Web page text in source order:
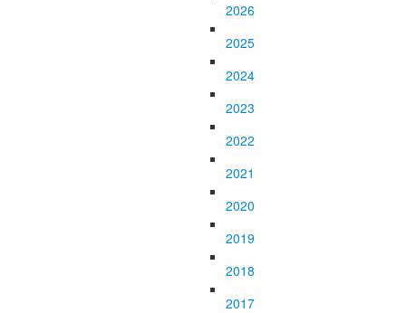
2026
2025
2024
2023
2022
2021
2020
2019
2018
2017